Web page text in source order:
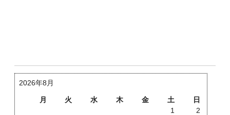
2026年8月
月 火 水 木 金 土
日
1
2